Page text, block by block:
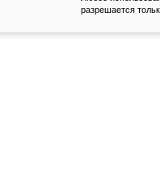
разрешается